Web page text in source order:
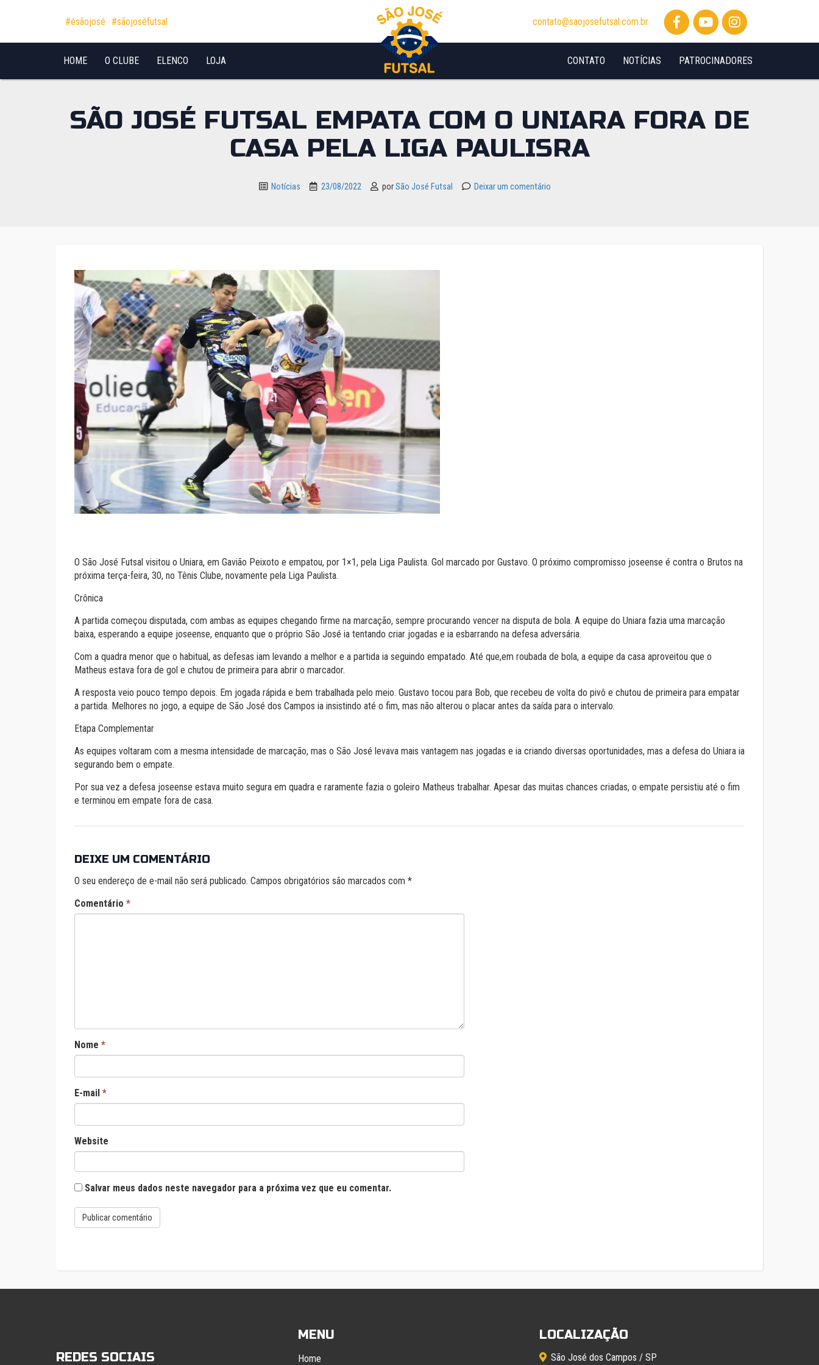
Pular para o conteúdo
#ésãojosé #sãojoséfutsal contato@saojosefutsal.com.br
HOME O CLUBE ELENCO LOJA PATROCINADORES
NOTÍCIAS
CONTATO
SÃO JOSÉ FUTSAL EMPATA COM O UNIARA FORA DE
CASA PELA LIGA PAULISRA
Notícias 23/08/2022 porSão José Futsal Deixar um comentário
O São José Futsal visitou o Uniara, em Gavião Peixoto e empatou, por 1×1, pela Liga Paulista. Gol marcado por Gustavo. O próximo compromisso joseense é contra o Brutos na
próxima terça-feira, 30, no Tênis Clube, novamente pela Liga Paulista.
Crônica
A partida começou disputada, com ambas as equipes chegando firme na marcação, sempre procurando vencer na disputa de bola. A equipe do Uniara fazia uma marcação
baixa, esperando a equipe joseense, enquanto que o próprio São José ia tentando criar jogadas e ia esbarrando na defesa adversária.
Com a quadra menor que o habitual, as defesas iam levando a melhor e a partida ia seguindo empatado. Até que,em roubada de bola, a equipe da casa aproveitou que o
Matheus estava fora de gol e chutou de primeira para abrir o marcador.
A resposta veio pouco tempo depois. Em jogada rápida e bem trabalhada pelo meio. Gustavo tocou para Bob, que recebeu de volta do pivô e chutou de primeira para empatar
a partida. Melhores no jogo, a equipe de São José dos Campos ia insistindo até o fim, mas não alterou o placar antes da saída para o intervalo.
Etapa Complementar
As equipes voltaram com a mesma intensidade de marcação, mas o São José levava mais vantagem nas jogadas e ia criando diversas oportunidades, mas a defesa do Uniara ia
segurando bem o empate.
Por sua vez a defesa joseense estava muito segura em quadra e raramente fazia o goleiro Matheus trabalhar. Apesar das muitas chances criadas, o empate persistiu até o fim
e terminou em empate fora de casa.
DEIXE UM COMENTÁRIO
O seu endereço de e-mail não será publicado. Campos obrigatórios são marcados com *
Comentário *
Nome *
E-mail *
Website
Salvar meus dados neste navegador para a próxima vez que eu comentar.
REDES SOCIAIS
MENU
Home
LOCALIZAÇÃO
São José dos Campos / SP